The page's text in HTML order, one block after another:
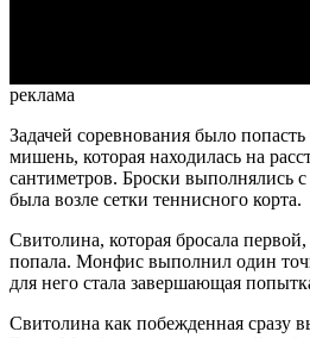
реклама
Задачей соревнования было
мишень, которая находилась на
сантиметров. Броски выполнялись
была возле сетки теннисного корта.
Свитолина, которая бросала
попала. Монфис выполнил один
для него стала завершающая
Свитолина как побежденная сразу